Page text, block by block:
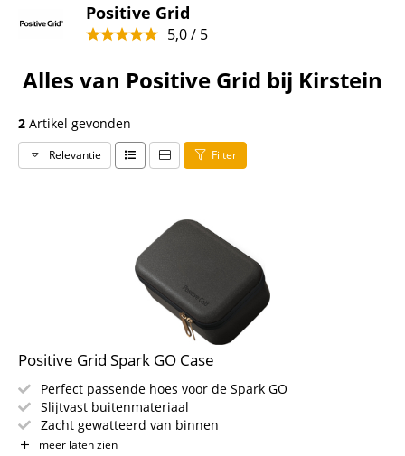
Positive Grid
5,0 / 5
Alles van Positive Grid bij Kirstein
2 Artikel gevonden
Relevantie Filter
Positive Grid Spark GO Case
Perfect passende hoes voor de Spark GO
Slijtvast buitenmateriaal
Zacht gewatteerd van binnen
Met vakje voor accessoires en kabels
meer laten zien